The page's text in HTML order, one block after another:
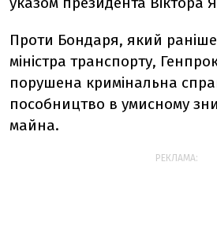
Проти Бондаря, який
міністра транспорту,
порушена кримінальна
пособництво в умисному
майна.
РЕКЛАМА: